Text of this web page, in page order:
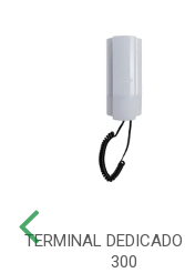
TERMINAL
300